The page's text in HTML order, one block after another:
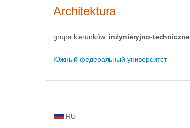
Architektura
grupa kierunków: inżynieryjno-techniczne
Южный федеральный университет
RU